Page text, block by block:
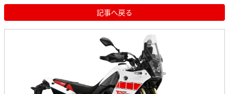
記事へ戻る